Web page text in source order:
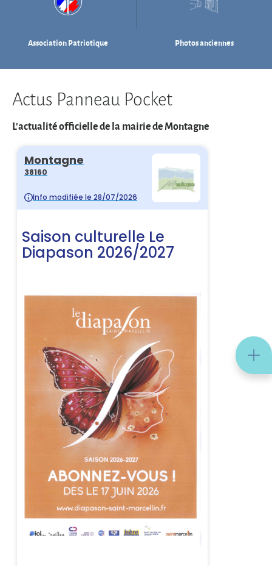
Actus Panneau Pocket
L'actualité officielle de la mairie de Montagne